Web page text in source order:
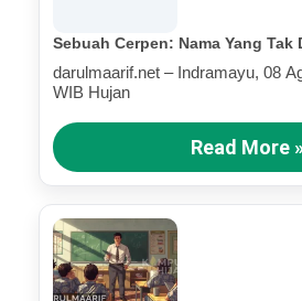
Sebuah Cerpen: Nama Yang Tak
darulmaarif.net – Indramayu, 08
WIB Hujan
Read More